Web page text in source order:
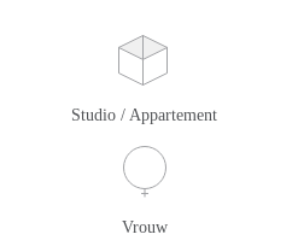
Studio / Appartement
Vrouw